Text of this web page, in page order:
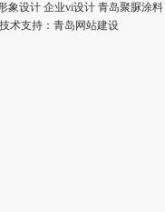
象设计 企业vi设计 青岛聚脲涂料
术支持： 青岛网站建设